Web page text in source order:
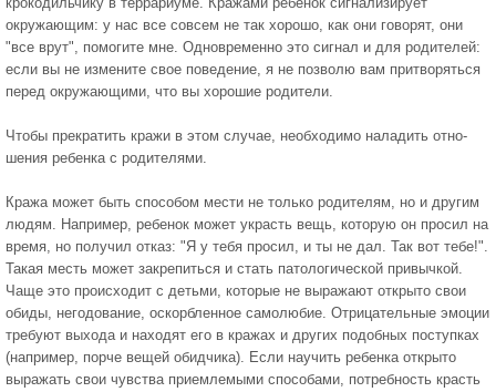
окружающим: у нас все совсем не так хорошо, как они говорят, они
"все врут", помогите мне. Одновременно это сигнал и для роди­телей:
если вы не измените свое по­ведение, я не позволю вам притворять­ся
перед окружающими, что вы хоро­шие родители.
Чтобы прекратить кражи в этом случае, необходимо наладить отно­
шения ребенка с родителями.
Кража может быть способом мести не только родителям, но и дру­гим
людям. Например, ребенок может украсть вещь, которую он просил на
время, но получил отказ: "Я у тебя просил, и ты не дал. Так вот тебе!".
Та­кая месть может закрепиться и стать патологической привычкой.
Чаще это происходит с детьми, которые не выражают открыто свои
обиды, него­дование, оскорбленное самолюбие. Отрицательные эмоции
требуют вы­хода и находят его в кражах и других подобных поступках
(например, пор­че вещей обидчика). Если научить ре­бенка открыто
выражать свои чувст­ва приемлемыми способами, потреб­ность красть